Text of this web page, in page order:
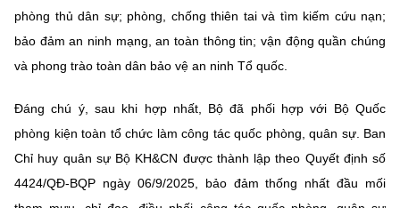
phòng thủ dân sự; phòng, chống thiên tai và tìm kiếm cứu nạn;
bảo đảm an ninh mạng, an toàn thông tin; vận động quần chúng
và phong trào toàn dân bảo vệ an ninh Tổ quốc.
Đáng chú ý, sau khi hợp nhất, Bộ đã phối hợp với Bộ Quốc
phòng kiện toàn tổ chức làm công tác quốc phòng, quân sự. Ban
Chỉ huy quân sự Bộ KH&CN được thành lập theo Quyết định số
4424/QĐ-BQP ngày 06/9/2025, bảo đảm thống nhất đầu mối